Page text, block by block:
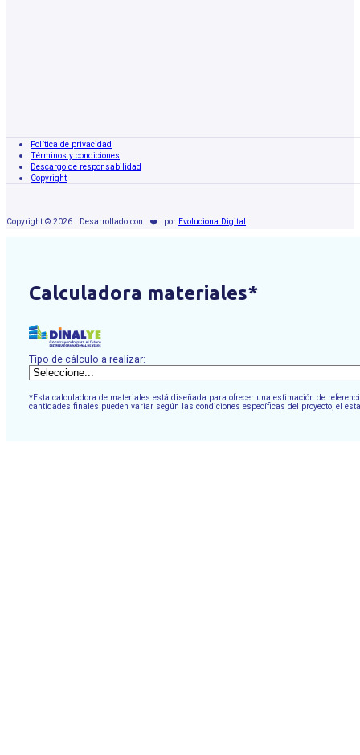
Política de privacidad
Términos y condiciones
Descargo de responsabilidad
Copyright
Copyright © 2026 | Desarrollado con ❤️ por Evoluciona Digital
Calculadora materiales*
Tipo de cálculo a realizar:
*Esta calculadora de materiales está diseñada para ofrecer una estimación de
cantidades finales pueden variar según las condiciones específicas del proyecto, el